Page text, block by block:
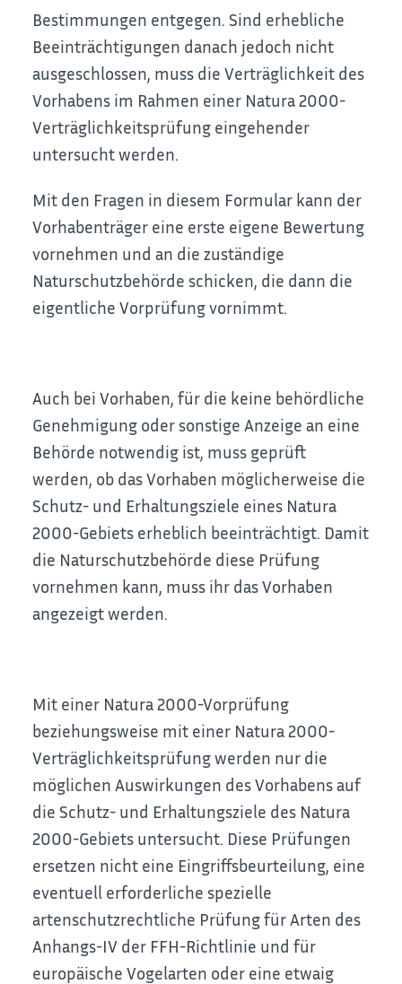
Bestimmungen entgegen. Sind erhebliche
Beeinträchtigungen danach jedoch nicht
ausgeschlossen, muss die Verträglichkeit des
Vorhabens im Rahmen einer Natura 2000-
Verträglichkeitsprüfung eingehender
untersucht werden.
Mit den Fragen in diesem Formular kann der
Vorhabenträger eine erste eigene Bewertung
vornehmen und an die zuständige
Naturschutzbehörde schicken, die dann die
eigentliche Vorprüfung vornimmt.
Auch bei Vorhaben, für die keine behördliche
Genehmigung oder sonstige Anzeige an eine
Behörde notwendig ist, muss geprüft
werden, ob das Vorhaben möglicherweise die
Schutz- und Erhaltungsziele eines Natura
2000-Gebiets erheblich beeinträchtigt. Damit
die Naturschutzbehörde diese Prüfung
vornehmen kann, muss ihr das Vorhaben
angezeigt werden.
Mit einer Natura 2000-Vorprüfung
beziehungsweise mit einer Natura 2000-
Verträglichkeitsprüfung werden nur die
möglichen Auswirkungen des Vorhabens auf
die Schutz- und Erhaltungsziele des Natura
2000-Gebiets untersucht. Diese Prüfungen
ersetzen nicht eine Eingriffsbeurteilung, eine
eventuell erforderliche spezielle
artenschutzrechtliche Prüfung für Arten des
Anhangs-IV der FFH-Richtlinie und für
europäische Vogelarten oder eine etwaig